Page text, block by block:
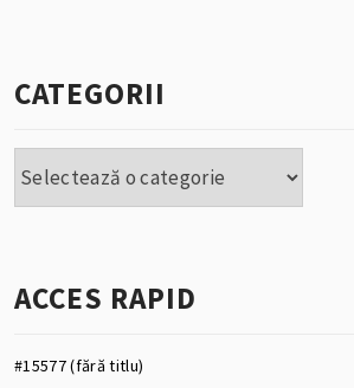
CATEGORII
ACCES RAPID
#15577 (fără titlu)